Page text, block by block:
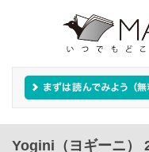
Yogini（ヨギーニ）